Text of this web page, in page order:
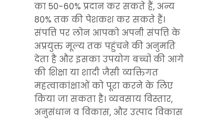
का 50-60% प्रदान कर सकते हैं, अन्य
80% तक की पेशकश कर सकते हैं।
संपत्ति पर लोन आपको अपनी संपत्ति के
अप्रयुक्त मूल्य तक पहुंचने की अनुमति
देता है और इसका उपयोग बच्चों की आगे
की शिक्षा या शादी जैसी व्यक्तिगत
महत्वाकांक्षाओं को पूरा करने के लिए
किया जा सकता है। व्यवसाय विस्तार,
अनुसंधान व विकास, और उत्पाद विकास